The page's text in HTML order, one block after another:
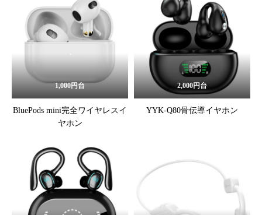
1,000円台
BluePods mini完全ワイヤレスイ
ヤホン
2,000円台
YYK-Q80骨伝導イヤホン